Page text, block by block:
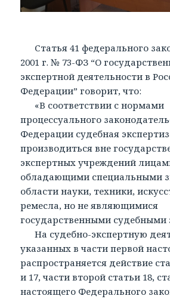
Статья 41 федерального
2001 г. № 73-ФЗ “О
экспертной деятельности в
Федерации” говорит, что:
«В соответствии с нормами
процессуального
Федерации судебная
производиться вне
экспертных учреждений
обладающими специальными
области науки, техники,
ремесла, но не являющимися
государственными судебными
На судебно-экспертную
указанных в части первой
распространяется действие
и 17, части второй статьи 18,
настоящего Федерального